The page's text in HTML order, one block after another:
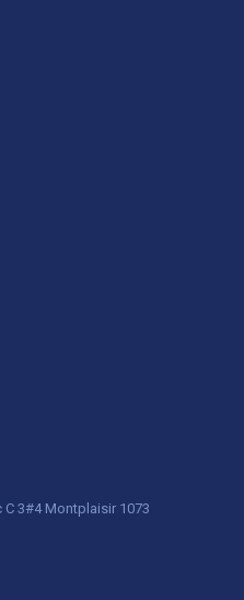
C 3#4 Montplaisir 1073